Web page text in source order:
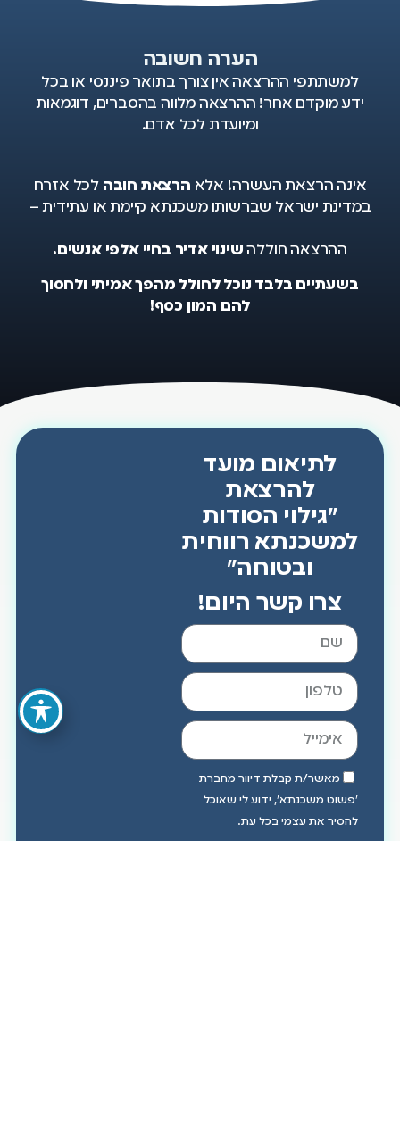
הערה חשובה
למשתתפי ההרצאה אין צורך בתואר פיננסי או בכל
ידע מוקדם אחר! ההרצאה מלווה בהסברים, דוגמאות
ומיועדת לכל אדם.
אינה הרצאת העשרה! אלא הרצאת חובה לכל אזרח
במדינת ישראל שברשותו משכנתא קיימת או עתידית –
ההרצאה חוללה שינוי אדיר בחיי אלפי אנשים.
בשעתיים בלבד נוכל לחולל מהפך אמיתי ולחסוך
להם המון כסף!
לתיאום מועד
להרצאת
"גילוי הסודות
למשכנתא רווחית
ובטוחה"
צרו קשר היום!
מאשר/ת קבלת דיוור מחברת
״פשוט משכנתא״, ידוע לי שאוכל
להסיר את עצמי בכל עת.